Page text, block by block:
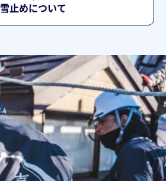
雪止めについて